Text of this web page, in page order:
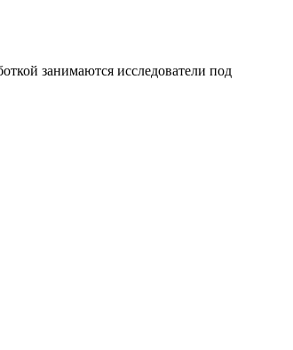
занимаются исследователи под